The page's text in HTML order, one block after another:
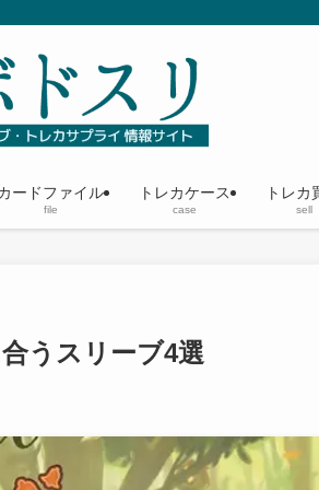
ードファイル
file
トレカケース
case
トレカ
sell
うスリーブ4選